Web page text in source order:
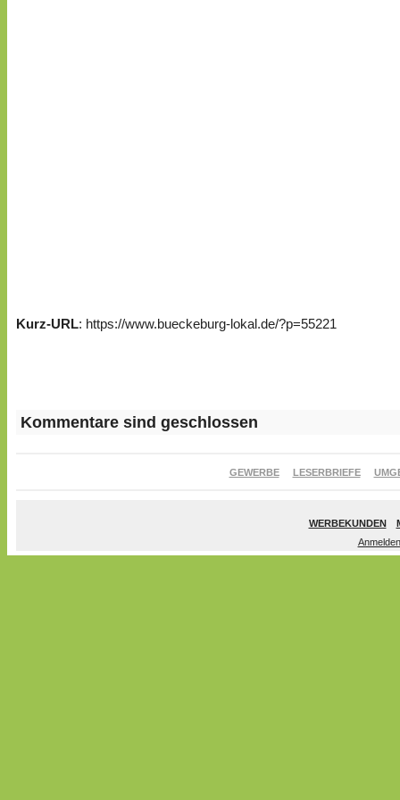
Kurz-URL: https://www.bueckeburg-lokal.de/?p=55221
Kommentare sind geschlossen
GEWERBE LESERBRIEFE
WERBEKUNDEN
Anmelden